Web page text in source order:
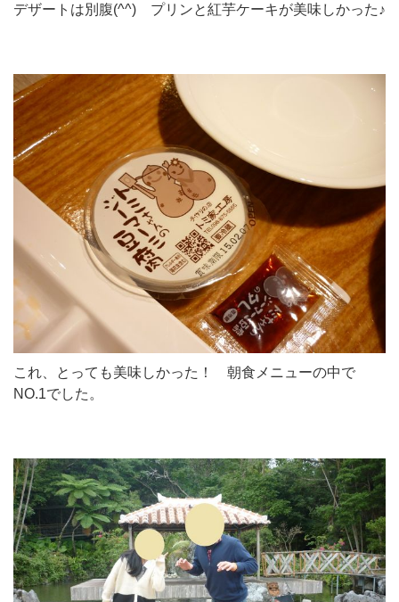
デザートは別腹(^^) プリンと紅芋ケーキが美味しかった♪
これ、とっても美味しかった！ 朝食メニューの中で
NO.1でした。